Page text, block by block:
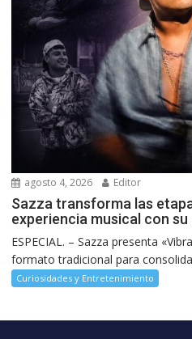
agosto 4, 2026 Editor
Sazza transforma las
experiencia musical con su
ESPECIAL. – Sazza presenta
formato tradicional para
Curiosidades y Entretenimiento